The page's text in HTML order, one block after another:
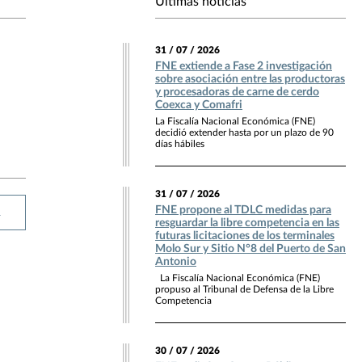
31 / 07 / 2026
FNE extiende a Fase 2 investigación
sobre asociación entre las productoras
y procesadoras de carne de cerdo
Coexca y Comafri
La Fiscalía Nacional Económica (FNE)
decidió extender hasta por un plazo de 90
días hábiles
31 / 07 / 2026
FNE propone al TDLC medidas para
resguardar la libre competencia en las
futuras licitaciones de los terminales
Molo Sur y Sitio N°8 del Puerto de San
Antonio
La Fiscalía Nacional Económica (FNE)
propuso al Tribunal de Defensa de la Libre
Competencia
30 / 07 / 2026